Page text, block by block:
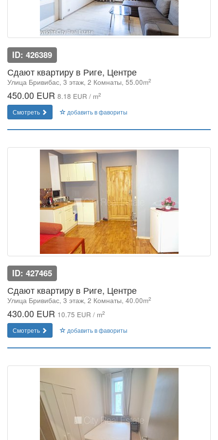
ID: 426389
Сдают квартиру в Риге, Центре
Улица Бривибас, 3 этаж, 2 Комнаты, 55.00m2
450.00 EUR 8.18 EUR / m2
Смотреть добавить в фавориты
ID: 427465
Сдают квартиру в Риге, Центре
Улица Бривибас, 3 этаж, 2 Комнаты, 40.00m2
430.00 EUR 10.75 EUR / m2
Смотреть добавить в фавориты